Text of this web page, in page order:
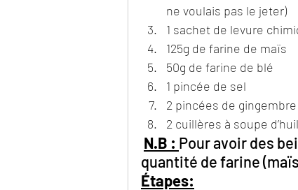
ne voulais pas le jeter)
1 sachet de levure
125g de farine de maïs
50g de farine de blé
1 pincée de sel
2 pincées de gingembre
2 cuillères à soupe
N.B : Pour avoir des
quantité de farine
Étapes: